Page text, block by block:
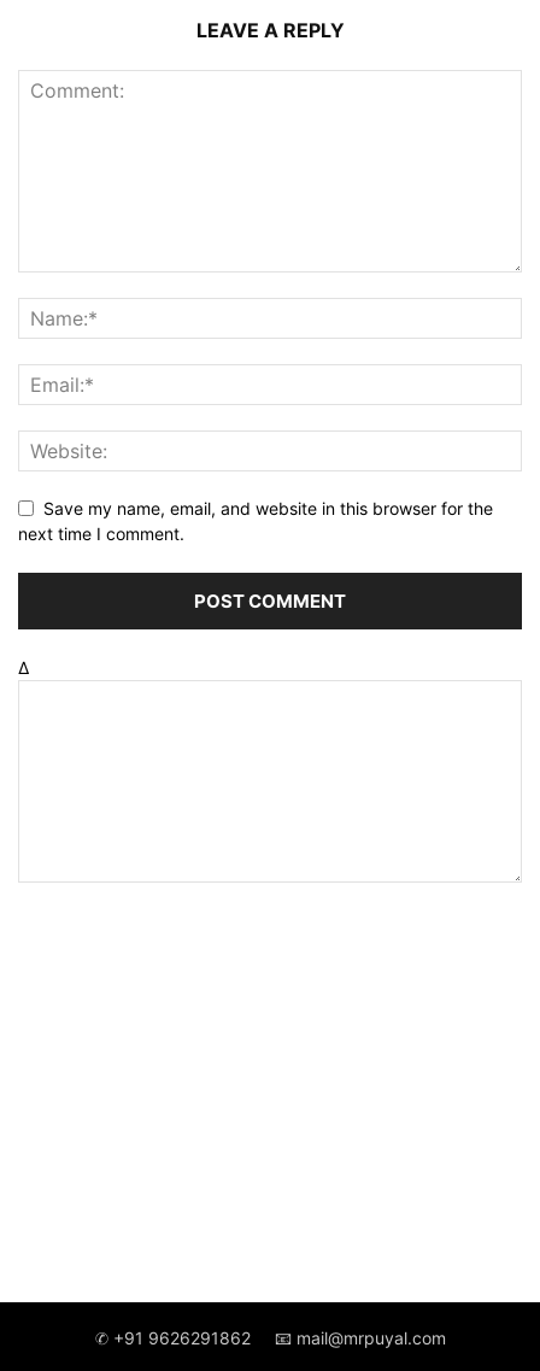
LEAVE A REPLY
Save my name, email, and website in this browser for the
next time I comment.
Δ
✆ +91 9626291862 📧 mail@mrpuyal.com